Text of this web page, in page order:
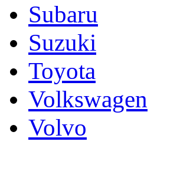
Subaru
Suzuki
Toyota
Volkswagen
Volvo